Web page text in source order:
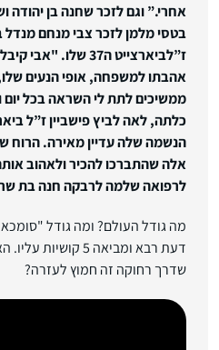
אחרי.” וגםלזכר שחנה בן יהודה
בטסי מלמן לזכר צבי מנחם מנדל
ז”לביארצייט ה37 שלו. "אבי קיבל את כולם בסבר פנים יפות.
אהבתו למשפחה, אופי הנעים
ממשיכים לתת לי השראה בכל יום
כלתה, לאה לביץ פישביין ז”ל
הנשמה שלה עדיין מאירה. הרוח
אלה שהתברכו להכיר ולאהוב
לרפואה שלמה לרבקה חנה בת
מה גודל העולם? ומה גודל
דעת רבא ומביאה 5
שדרך רחוקה זה חמוץ לעזרה?